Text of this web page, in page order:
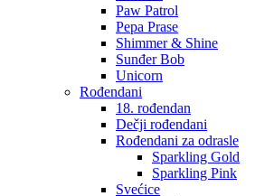
Paw Patrol
Pepa Prase
Shimmer & Shine
Sunđer Bob
Unicorn
Rođendani
18. rođendan
Dečji rođendani
Rođendani za odrasle
Sparkling Gold
Sparkling Pink
Svećice